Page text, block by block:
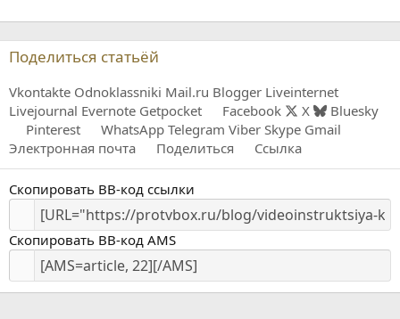
Поделиться статьёй
Vkontakte Odnoklassniki Mail.ru Blogger Liveinternet
Livejournal Evernote Getpocket Facebook X
Bluesky
Pinterest
WhatsApp Telegram Viber Skype Gmail
Электронная почта
Поделиться Ссылка
Скопировать BB-код ссылки
Скопировать BB-код AMS